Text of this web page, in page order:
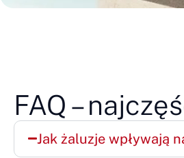
FAQ –
Jak żaluzje wpływają